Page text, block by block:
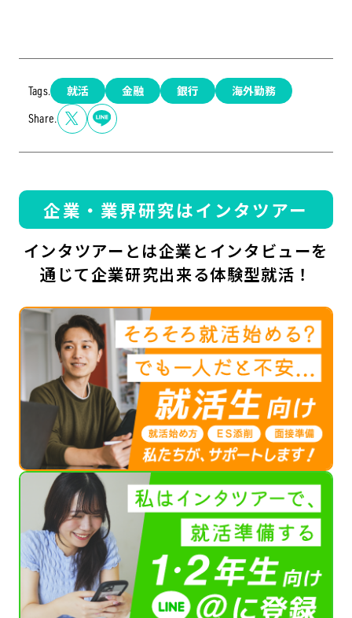
Tags. 就活 金融 銀行 海外勤務
Share.
企業・業界研究はインタツアー
インタツアーとは企業とインタビューを
通じて企業研究出来る体験型就活！